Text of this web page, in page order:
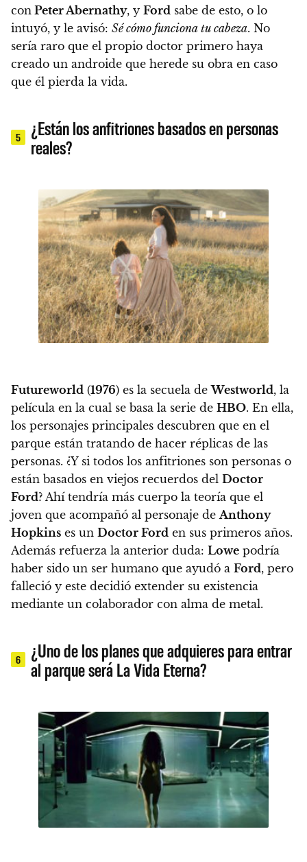
con Peter Abernathy, y Ford sabe de esto, o lo
intuyó, y le avisó: Sé cómo funciona tu cabeza. No
sería raro que el propio doctor primero haya
creado un androide que herede su obra en caso
que él pierda la vida.
5
¿Están los anfitriones basados en personas
reales?
Futureworld (1976) es la secuela deWestworld, la
película en la cual se basa la serie de HBO. En ella,
los personajes principales descubren que en el
parque están tratando de hacer réplicas de las
personas. ¿Y si todos los anfitriones son personas o
están basados en viejos recuerdos del Doctor
Ford? Ahí tendría más cuerpo la teoría que el
joven que acompañó al personaje de Anthony
Hopkins es un Doctor Ford en sus primeros años.
Además refuerza la anterior duda: Lowe podría
haber sido un ser humano que ayudó a Ford, pero
falleció y este decidió extender su existencia
mediante un colaborador con alma de metal.
6
¿Uno de los planes que adquieres para entrar
al parque será La Vida Eterna?